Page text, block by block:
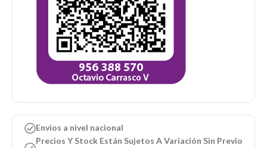
Envios a nivel nacional
Precios Y Stock Están Sujetos A Variación Sin Previo